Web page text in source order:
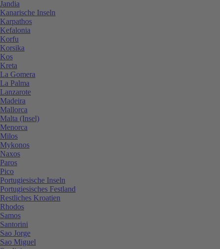
Jandia
Kanarische Inseln
Karpathos
Kefalonia
Korfu
Korsika
Kos
Kreta
La Gomera
La Palma
Lanzarote
Madeira
Mallorca
Malta (Insel)
Menorca
Milos
Mykonos
Naxos
Paros
Pico
Portugiesische Inseln
Portugiesisches Festland
Restliches Kroatien
Rhodos
Samos
Santorini
Sao Jorge
Sao Miguel